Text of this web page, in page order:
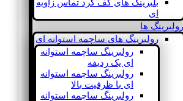
بلبرینگ های کف گرد تماس زاویه
ای
رولبرینگ ها
رولبرینگ های ساچمه استوانه ای
رولبرینگ ساچمه استوانه
ای یک ردیفه
رولبرینگ ساچمه استوانه
ای با ظرفیت بالا
رولبرینگ ساچمه استوانه